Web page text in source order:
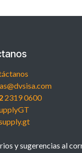
2319 0600
y sugerencias al